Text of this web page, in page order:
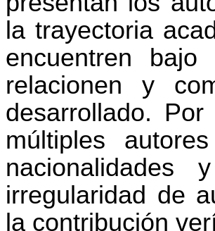
la trayectoria
encuentren
relacionen y
desarrollado.
múltiples
irregularidad de
la contribución